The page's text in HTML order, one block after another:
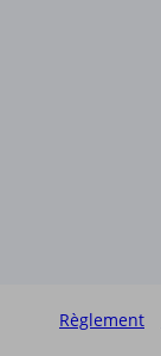
Règlement